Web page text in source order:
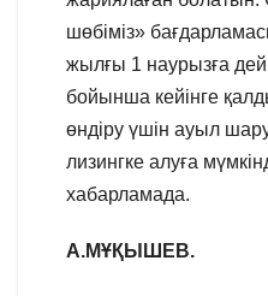
шөбіміз»
жылғы 1 наурызға
бойынша кейінге
өндіру үшін ауыл
лизингке алуға
хабарламада.
А.МҰҚЫШЕВ.